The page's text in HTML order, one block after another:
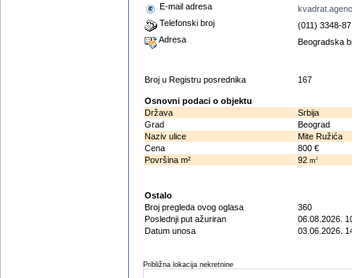
E-mail adresa
Telefonski broj
(011) 3348-
Adresa
Beogradska
Broj u Registru posrednika 167
Osnovni podaci o objektu
Država
Srbija
Grad
Beograd
Naziv ulice
Mite Ružića
Cena
800 €
Površina m²
92 m2
Ostalo
Broj pregleda ovog oglasa
360
Poslednji put ažuriran
06.08.2026.
Datum unosa
03.06.2026.
Približna lokacija nekretnine